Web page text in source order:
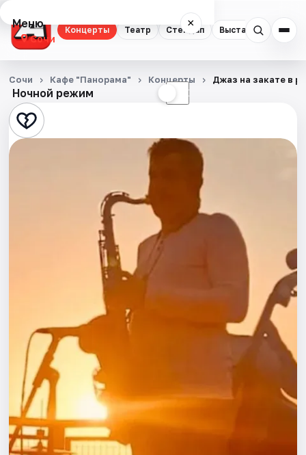
Концерты Театр Стендап Выставки
Меню ×
Сочи
Концерты
Театр
Стендап
Города
Площадки
Артисты
Рейтинги
Ночной режим ☾
Сочи Кафе "Панорама" Концерты Джаз на закате в